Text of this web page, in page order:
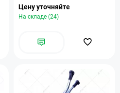
Цену уточняйте
На складе (24)